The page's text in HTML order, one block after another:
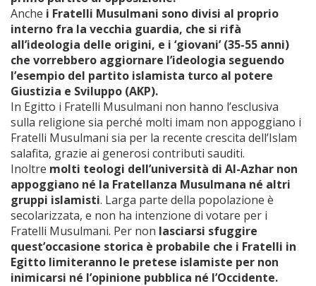
Anche i Fratelli Musulmani sono divisi al proprio
interno fra la vecchia guardia, che si rifà
all’ideologia delle origini, e i ‘giovani’ (35-55 anni)
che vorrebbero aggiornare l’ideologia seguendo
l’esempio del partito islamista turco al potere
Giustizia e Sviluppo (AKP).
In Egitto i Fratelli Musulmani non hanno l’esclusiva
sulla religione sia perché molti imam non appoggiano i
Fratelli Musulmani sia per la recente crescita dell’Islam
salafita, grazie ai generosi contributi sauditi.
Inoltre molti teologi dell’università di Al-Azhar non
appoggiano né la Fratellanza Musulmana né altri
gruppi islamisti. Larga parte della popolazione è
secolarizzata, e non ha intenzione di votare per i
Fratelli Musulmani. Per non lasciarsi sfuggire
quest’occasione storica è probabile che i Fratelli in
Egitto limiteranno le pretese islamiste per non
inimicarsi né l’opinione pubblica né l’Occidente.